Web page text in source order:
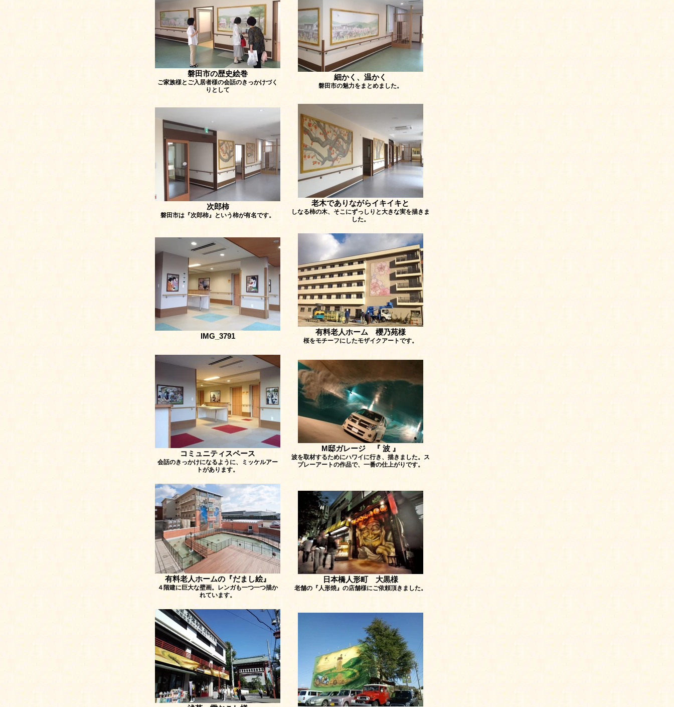
磐田市の歴史絵巻
ご家族様とご入居者様の会話のきっかけづく
りとして
細かく、温かく
磐田市の魅力をまとめました。
次郎柿
磐田市は『次郎柿』という柿が有名です。
老木でありながらイキイキと
しなる柿の木、そこにずっしりと大きな実を描きま
した。
IMG_3791 有料老人ホーム 櫻乃苑様
桜をモチーフにしたモザイクアートです。
コミュニティスペース
会話のきっかけになるように、ミッケルアー
トがあります。
M邸ガレージ 『 波 』
波を取材するためにハワイに行き、描きました。ス
プレーアートの作品で、一番の仕上がりです。
有料老人ホームの『だまし絵』
４階建に巨大な壁画。レンガも一つ一つ描か
れています。
日本橋人形町 大黒様
老舗の『人形焼』の店舗様にご依頼頂きました。